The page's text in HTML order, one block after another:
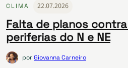
CLIMA 22.07.2026
Falta de planos contra
periferias do N e NE
porGiovanna Carneiro